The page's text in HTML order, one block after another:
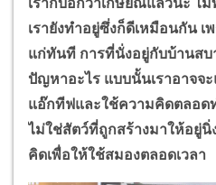
เรายังทำอยู่ซึ่งก็ดีเหมือนกัน เ
แก่ทันที การที่นั่งอยู่กับบ้านส
ปัญหาอะไร แบบนั้นเราอาจจะ
แอ๊กทีฟและใช้ความคิดตลอด
ไม่ใช่สัตว์ที่ถูกสร้างมาให้อยู่นิ่
คิดเพื่อให้ใช้สมองตลอดเวลา